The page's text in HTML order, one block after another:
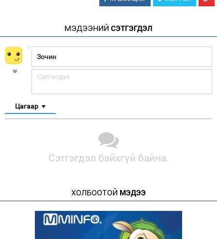
МЭДЭЭНИЙ СЭТГЭГДЭЛ
Цагаар
Сэтгэгдэл байхгүй байна.
ХОЛБООТОЙ МЭДЭЭ